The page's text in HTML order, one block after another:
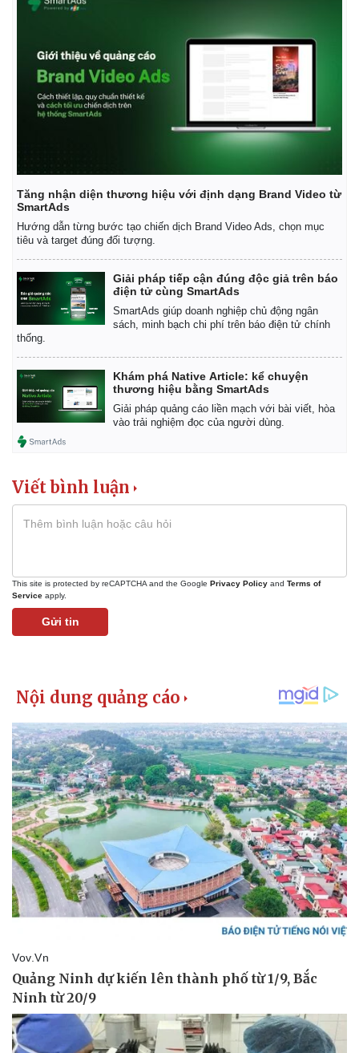
Kinh tế
Bất động sản
Tăng nhận diện thương hiệu với định dạng Brand Video từ
SmartAds
Hướng dẫn từng bước tạo chiến dịch Brand Video Ads, chọn mục
tiêu và target đúng đối tượng.
Giải pháp tiếp cận đúng độc giả trên báo
điện tử cùng SmartAds
SmartAds giúp doanh nghiệp chủ động ngân
sách, minh bạch chi phí trên báo điện tử chính
thống.
Khám phá Native Article: kể chuyện
thương hiệu bằng SmartAds
Giải pháp quảng cáo liền mạch với bài viết, hòa
vào trải nghiệm đọc của người dùng.
Viết bình luận
This site is protected by reCAPTCHA and the Google Privacy Policy and Terms of
Service apply.
Gửi tin